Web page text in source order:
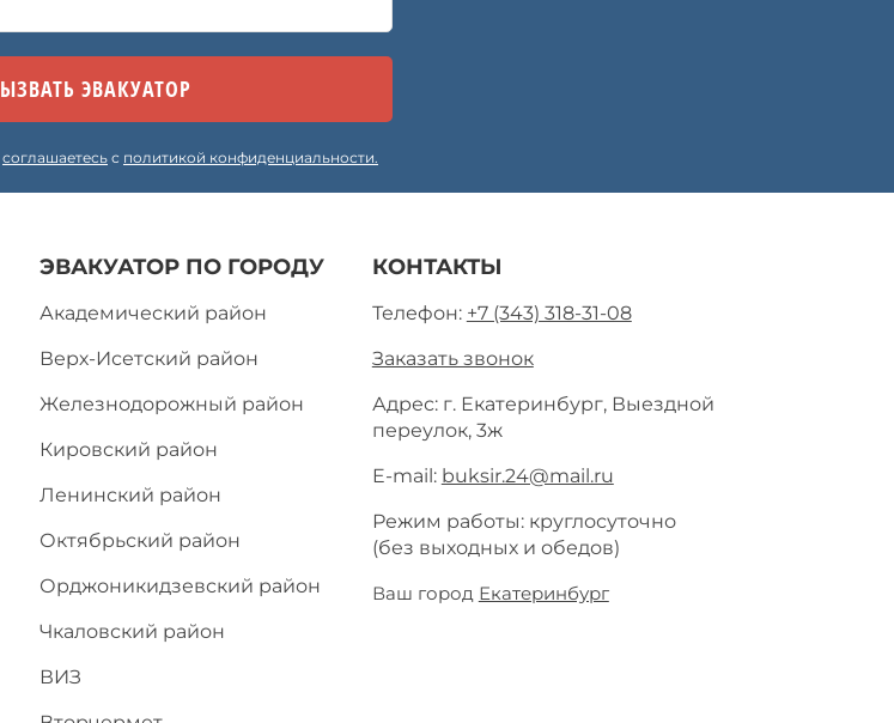
соглашаетесь с политикой конфиденциальности.
ЭВАКУАТОР ПО ГОРОДУ
Академический район
Верх-Исетский район
Железнодорожный район
Кировский район
Ленинский район
Октябрьский район
Орджоникидзевский район
Чкаловский район
ВИЗ
КОНТАКТЫ
Телефон: +7 (343) 318-31-08
Заказать звонок
Адрес: г. Екатеринбург, Выездной
переулок, 3ж
E-mail: buksir.24@mail.ru
Режим работы: круглосуточно
(без выходных и обедов)
Ваш город Екатеринбург